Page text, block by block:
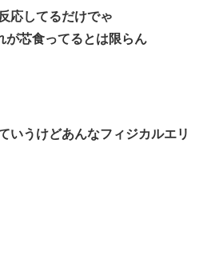
応してるだけでゃ
が芯食ってるとは限らん
いうけどあんなフィジカルエリ